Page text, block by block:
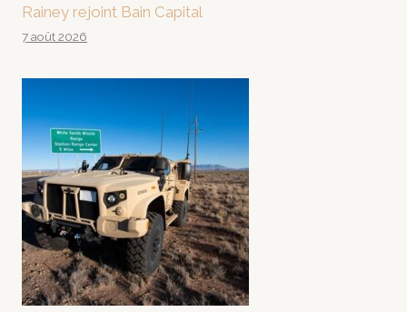
Rainey rejoint Bain Capital
7 août 2026